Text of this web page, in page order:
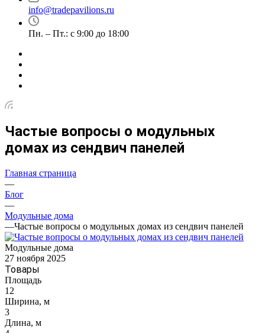
info@tradepavilions.ru
Пн. – Пт.: с 9:00 до 18:00
Частые вопросы о модульных
домах из сендвич панелей
Главная страница
—
Блог
—
Модульные дома
—Частые вопросы о модульных домах из сендвич панелей
Модульные дома
27 ноября 2025
Товары
Площадь
12
Ширина, м
3
Длина, м